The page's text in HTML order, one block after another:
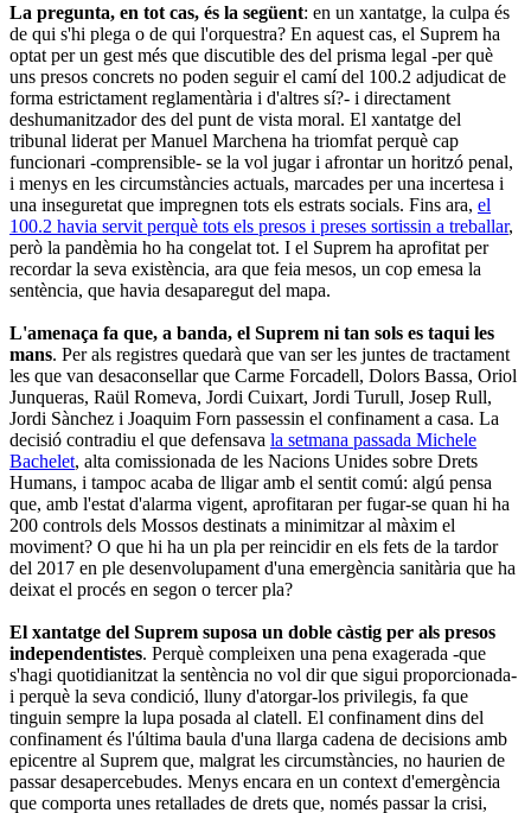
La pregunta, en tot cas, és la següent: en un xantatge, la culpa és
de qui s'hi plega o de qui l'orquestra? En aquest cas, el Suprem ha
optat per un gest més que discutible des del prisma legal -per què
uns presos concrets no poden seguir el camí del 100.2 adjudicat de
forma estrictament reglamentària i d'altres sí?- i directament
deshumanitzador des del punt de vista moral. El xantatge del
tribunal liderat per Manuel Marchena ha triomfat perquè cap
funcionari -comprensible- se la vol jugar i afrontar un horitzó penal,
i menys en les circumstàncies actuals, marcades per una incertesa i
una inseguretat que impregnen tots els estrats socials. Fins ara, el
100.2 havia servit perquè tots els presos i preses sortissin a treballar,
però la pandèmia ho ha congelat tot. I el Suprem ha aprofitat per
recordar la seva existència, ara que feia mesos, un cop emesa la
sentència, que havia desaparegut del mapa.
L'amenaça fa que, a banda, el Suprem ni tan sols es taqui les
mans. Per als registres quedarà que van ser les juntes de tractament
les que van desaconsellar que Carme Forcadell, Dolors Bassa, Oriol
Junqueras, Raül Romeva, Jordi Cuixart, Jordi Turull, Josep Rull,
Jordi Sànchez i Joaquim Forn passessin el confinament a casa. La
decisió contradiu el que defensava la setmana passada Michele
Bachelet, alta comissionada de les Nacions Unides sobre Drets
Humans, i tampoc acaba de lligar amb el sentit comú: algú pensa
que, amb l'estat d'alarma vigent, aprofitaran per fugar-se quan hi ha
200 controls dels Mossos destinats a minimitzar al màxim el
moviment? O que hi ha un pla per reincidir en els fets de la tardor
del 2017 en ple desenvolupament d'una emergència sanitària que ha
deixat el procés en segon o tercer pla?
El xantatge del Suprem suposa un doble càstig per als presos
independentistes. Perquè compleixen una pena exagerada -que
s'hagi quotidianitzat la sentència no vol dir que sigui proporcionada-
i perquè la seva condició, lluny d'atorgar-los privilegis, fa que
tinguin sempre la lupa posada al clatell. El confinament dins del
confinament és l'última baula d'una llarga cadena de decisions amb
epicentre al Suprem que, malgrat les circumstàncies, no haurien de
passar desapercebudes. Menys encara en un context d'emergència
que comporta unes retallades de drets que, només passar la crisi,